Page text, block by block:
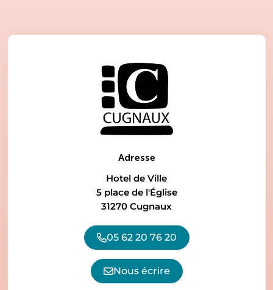
Adresse
Hotel de Ville
5 place de l'Église
31270 Cugnaux
05 62 20 76 20
Nous écrire